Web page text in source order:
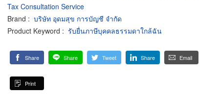
Tax Consultation Service
Brand : บริษัท อุดมสุข การบัญชี จำกัด
Product Keyword : รับยื่นภาษีบุคคลธรรมดาใกล้ฉัน
Share Share Tweet Share Email
Print